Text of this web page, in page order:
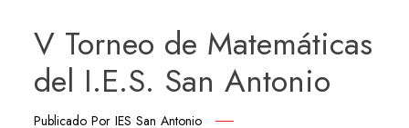
V Torneo de Matemáticas
del I.E.S. San Antonio
Publicado PorIES San Antonio